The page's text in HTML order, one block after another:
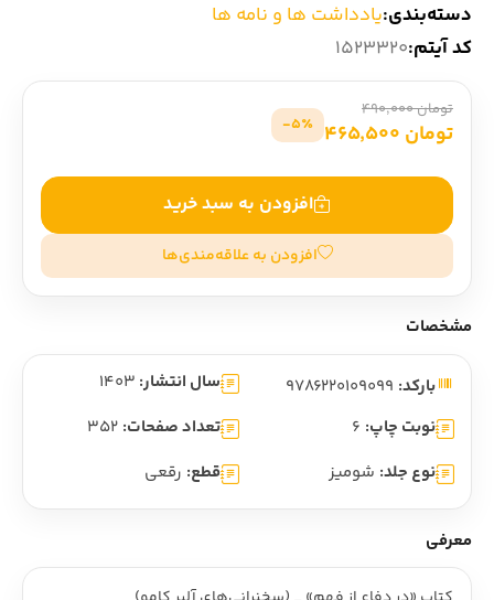
دسته‌بندی:یادداشت ها و نامه ها
کد آیتم:1523320
تومان 490,000
تومان 465,500 5٪-
افزودن به سبد خرید
افزودن به علاقه‌مندی‌ها
مشخصات
بارکد: سال انتشار: 1403
نوبت چاپ: 6 تعداد صفحات: 352
نوع جلد: شومیز قطع: رقعی
معرفی